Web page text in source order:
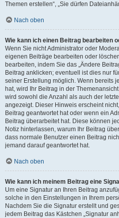
Themen erstellen“, „Sie dürfen
Nach oben
Wie kann ich einen Beitrag bearbeiten
Wenn Sie nicht Administrator oder
eigenen Beiträge bearbeiten oder
bearbeiten, indem Sie das „Ändere
Beitrag anklicken; eventuell ist dies nur
seiner Erstellung möglich. Wenn bereits
hat, wird Ihr Beitrag in der
wird sowohl die Anzahl als auch der
angezeigt. Dieser Hinweis erscheint
Beitrag geantwortet hat oder wenn ein
Beitrag überarbeitet hat. Diese können
Notiz hinterlassen, warum Ihr Beitrag
dass normale Benutzer einen Beitrag
jemand darauf geantwortet hat.
Nach oben
Wie kann ich meinem Beitrag eine
Um eine Signatur an Ihren Beitrag
solche in den Einstellungen in Ihrem
Nachdem Sie die Signatur erstellt und
jedem Beitrag das Kästchen „Signatur